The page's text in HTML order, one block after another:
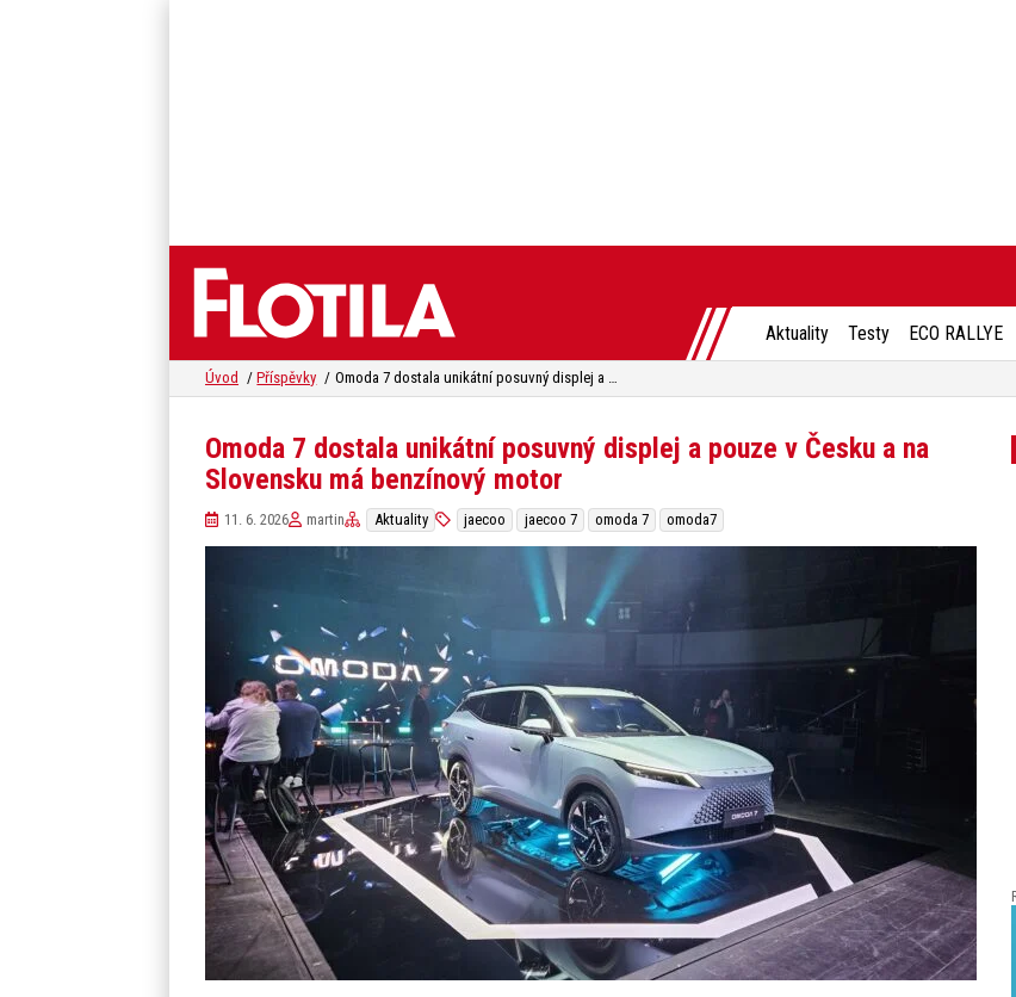
Aktuality Testy ECO RALLYE
Úvod Příspěvky Omoda 7 dostala unikátní posuvný displej a pouze v Česku a na Slovensku má benzínový motor
Omoda 7 dostala unikátní posuvný displej a pouze v Česku a na
Slovensku má benzínový motor
11. 6. 2026 martin Aktuality jaecoo jaecoo 7 omoda 7 omoda7